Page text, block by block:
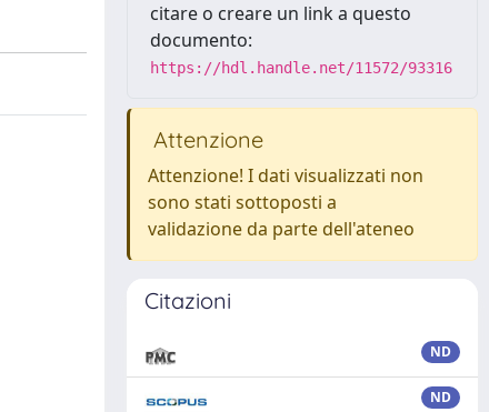
citare o creare un link a questo
documento:
https://hdl.handle.net/11572/93316
Attenzione
Attenzione! I dati visualizzati non
sono stati sottoposti a
validazione da parte dell'ateneo
Citazioni
ND
ND